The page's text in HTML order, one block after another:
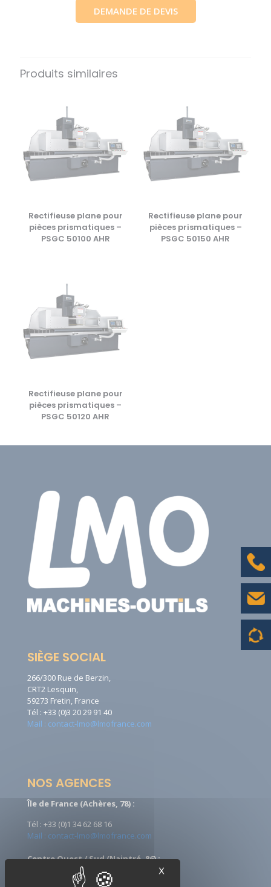
DEMANDE DE DEVIS
Produits similaires
Rectifieuse plane pour
pièces prismatiques –
PSGC 50100 AHR
Rectifieuse plane pour
pièces prismatiques –
PSGC 50150 AHR
Rectifieuse plane pour
pièces prismatiques –
PSGC 50120 AHR
SIÈGE SOCIAL
266/300 Rue de Berzin,
CRT2 Lesquin,
59273 Fretin, France
Tél : +33 (0)3 20 29 91 40
Mail : contact-lmo@lmofrance.com
NOS AGENCES
Île de France (Achères, 78) :
Tél : +33 (0)1 34 62 68 16
Mail : contact-lmo@lmofrance.com
Centre Ouest / Sud (Naintré, 86) :
Tél : +33 (0)5 49 90 08 09
X